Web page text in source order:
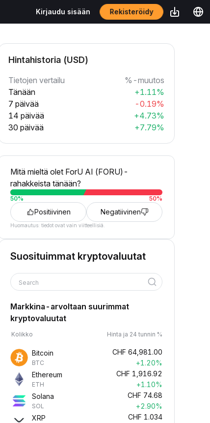
Kirjaudu sisään Rekisteröidy
Hintahistoria (USD)
Tietojen vertailu
%-muutos
Tänään
+1.11%
7 päivää
-0.19%
14 päivää
+4.73%
30 päivää
+7.79%
Mitä mieltä olet ForU AI (FORU)-
rahakkeista tänään?
50% 50%
Positiivinen Negatiivinen
Huomautus: tiedot ovat vain viitteellisiä.
Suosituimmat kryptovaluutat
Search
Markkina-arvoltaan suurimmat
kryptovaluutat
Kolikko Hinta ja 24 tunnin %
Bitcoin
BTC
CHF 64,981.00
+1.20%
Ethereum
ETH
CHF 1,916.92
+1.10%
Solana
SOL
CHF 74.68
+2.90%
XRP
CHF 1.034